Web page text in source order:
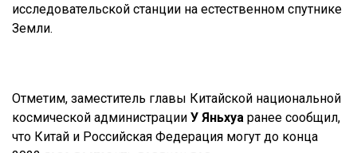
исследовательской станции на естественном спутнике
Земли.
Отметим, заместитель главы Китайской национальной
космической администрации У Яньхуа ранее сообщил,
что Китай и Российская Федерация могут до конца